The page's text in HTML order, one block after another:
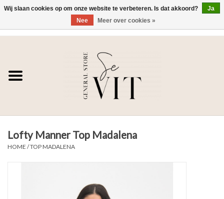
SE VIT
HEREN
Lofty Manner Top Madalena
HOME /TOP MADALENA
Wij slaan cookies op om onze website te verbeteren. Is dat akkoord?
Ja
Nee
Meer over cookies »